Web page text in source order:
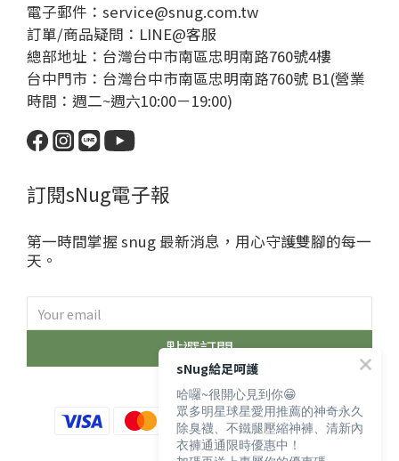
電子郵件：service@snug.com.tw
訂單/商品疑問： LINE@客服
總部地址：台灣台中市南區忠明南路760號4樓
台中門市：台灣台中市南區忠明南路760號 B1(營業
時間：週二~週六10:00－19:00)
訂閱sNug電子報
第一時間掌握 snug 最新消息，用心守護雙腳的每一
天。
點選訂閱
sNug給足呵護
哈囉~很開心見到你😁
眾多明星球星愛用推薦的神奇永久
除臭襪、不鐵腿壓縮神褲、清新內
衣褲通通限時優惠中！